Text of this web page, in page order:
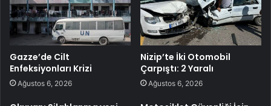
Gazze’de Cilt
Enfeksiyonları Krizi
Ağustos 6, 2026
Nizip’te İki Otomobil
Çarpıştı: 2 Yaralı
Ağustos 6, 2026